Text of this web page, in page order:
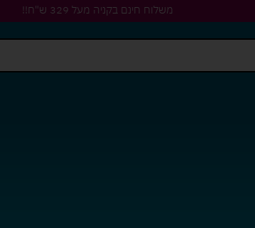
משלוח חינם בקניה מעל 329 ש"ח!!